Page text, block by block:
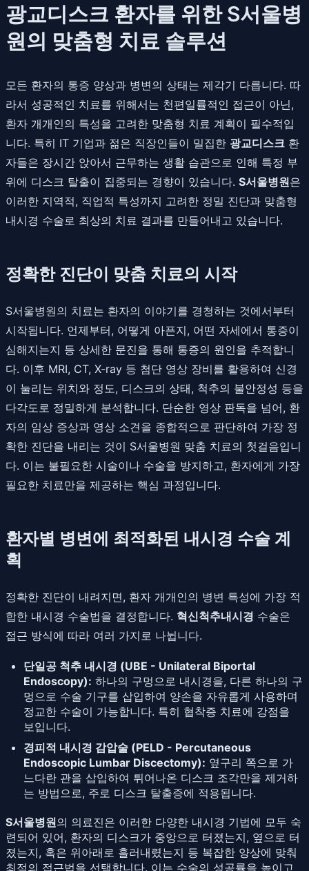
광교디스크 환자를 위한 S서울병
원의 맞춤형 치료 솔루션
모든 환자의 통증 양상과 병변의 상태는 제각기 다릅니다. 따
라서 성공적인 치료를 위해서는 천편일률적인 접근이 아닌,
환자 개개인의 특성을 고려한 맞춤형 치료 계획이 필수적입
니다. 특히 IT 기업과 젊은 직장인들이 밀집한 광교디스크 환
자들은 장시간 앉아서 근무하는 생활 습관으로 인해 특정 부
위에 디스크 탈출이 집중되는 경향이 있습니다. S서울병원은
이러한 지역적, 직업적 특성까지 고려한 정밀 진단과 맞춤형
내시경 수술로 최상의 치료 결과를 만들어내고 있습니다.
정확한 진단이 맞춤 치료의 시작
S서울병원의 치료는 환자의 이야기를 경청하는 것에서부터
시작됩니다. 언제부터, 어떻게 아픈지, 어떤 자세에서 통증이
심해지는지 등 상세한 문진을 통해 통증의 원인을 추적합니
다. 이후 MRI, CT, X-ray 등 첨단 영상 장비를 활용하여 신경
이 눌리는 위치와 정도, 디스크의 상태, 척추의 불안정성 등을
다각도로 정밀하게 분석합니다. 단순한 영상 판독을 넘어, 환
자의 임상 증상과 영상 소견을 종합적으로 판단하여 가장 정
확한 진단을 내리는 것이 S서울병원 맞춤 치료의 첫걸음입니
다. 이는 불필요한 시술이나 수술을 방지하고, 환자에게 가장
필요한 치료만을 제공하는 핵심 과정입니다.
환자별 병변에 최적화된 내시경 수술 계
획
정확한 진단이 내려지면, 환자 개개인의 병변 특성에 가장 적
합한 내시경 수술법을 결정합니다. 혁신척추내시경 수술은
접근 방식에 따라 여러 가지로 나뉩니다.
단일공 척추 내시경 (UBE - Unilateral Biportal
Endoscopy): 하나의 구멍으로 내시경을, 다른 하나의 구
멍으로 수술 기구를 삽입하여 양손을 자유롭게 사용하며
정교한 수술이 가능합니다. 특히 협착증 치료에 강점을
보입니다.
경피적 내시경 감압술 (PELD - Percutaneous
Endoscopic Lumbar Discectomy): 옆구리 쪽으로 가
느다란 관을 삽입하여 튀어나온 디스크 조각만을 제거하
는 방법으로, 주로 디스크 탈출증에 적용됩니다.
S서울병원의 의료진은 이러한 다양한 내시경 기법에 모두 숙
련되어 있어, 환자의 디스크가 중앙으로 터졌는지, 옆으로 터
졌는지, 혹은 위아래로 흘러내렸는지 등 복잡한 양상에 맞춰
최적의 접근법을 선택합니다. 이는 수술의 성공률을 높이고